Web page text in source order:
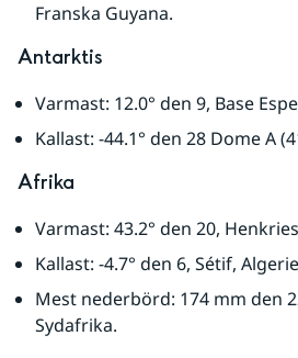
Franska Guyana.
Antarktis
Varmast: 12.0° den 9, Base
Kallast: -44.1° den 28 Dome A
Afrika
Varmast: 43.2° den 20,
Kallast: -4.7° den 6, Sétif,
Mest nederbörd: 174 mm den
Sydafrika.